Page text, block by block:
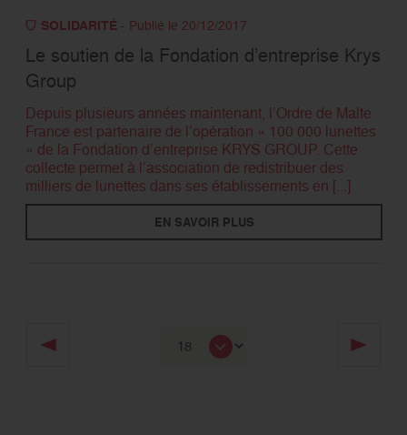
SOLIDARITÉ- Publié le 20/12/2017
Le soutien de la Fondation d’entreprise Krys
Group
Depuis plusieurs années maintenant, l’Ordre de Malte
France est partenaire de l’opération « 100 000 lunettes
» de la Fondation d’entreprise KRYS GROUP. Cette
collecte permet à l’association de redistribuer des
milliers de lunettes dans ses établissements en [...]
EN SAVOIR PLUS